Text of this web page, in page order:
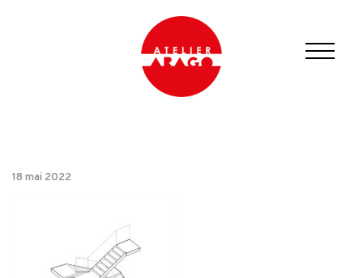
18 mai 2022